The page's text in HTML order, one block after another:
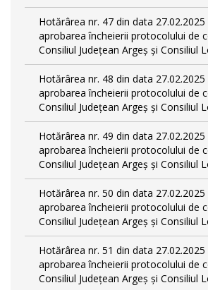
Hotărârea nr. 47 din data
aprobarea încheierii protocolului de
Consiliul Județean Argeș și Consiliul
Hotărârea nr. 48 din data
aprobarea încheierii protocolului de
Consiliul Județean Argeș și Consiliul
Hotărârea nr. 49 din data
aprobarea încheierii protocolului de
Consiliul Județean Argeș și Consiliul
Hotărârea nr. 50 din data
aprobarea încheierii protocolului de
Consiliul Județean Argeș și Consiliul
Hotărârea nr. 51 din data
aprobarea încheierii protocolului de
Consiliul Județean Argeș și Consiliul